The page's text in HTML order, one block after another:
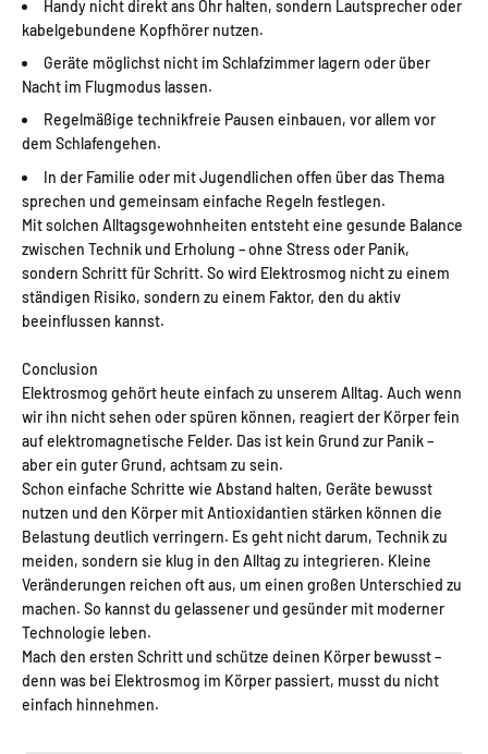
Handy nicht direkt ans Ohr halten, sondern Lautsprecher oder
kabelgebundene Kopfhörer nutzen.
Geräte möglichst nicht im Schlafzimmer lagern oder über
Nacht im Flugmodus lassen.
Regelmäßige technikfreie Pausen einbauen, vor allem vor
dem Schlafengehen.
In der Familie oder mit Jugendlichen offen über das Thema
sprechen und gemeinsam einfache Regeln festlegen.
Mit solchen Alltagsgewohnheiten entsteht eine gesunde Balance
zwischen Technik und Erholung – ohne Stress oder Panik,
sondern Schritt für Schritt. So wird Elektrosmog nicht zu einem
ständigen Risiko, sondern zu einem Faktor, den du aktiv
beeinflussen kannst.
Conclusion
Elektrosmog gehört heute einfach zu unserem Alltag. Auch wenn
wir ihn nicht sehen oder spüren können, reagiert der Körper fein
auf elektromagnetische Felder. Das ist kein Grund zur Panik –
aber ein guter Grund, achtsam zu sein.
Schon einfache Schritte wie Abstand halten, Geräte bewusst
nutzen und den Körper mit Antioxidantien stärken können die
Belastung deutlich verringern. Es geht nicht darum, Technik zu
meiden, sondern sie klug in den Alltag zu integrieren. Kleine
Veränderungen reichen oft aus, um einen großen Unterschied zu
machen. So kannst du gelassener und gesünder mit moderner
Technologie leben.
Mach den ersten Schritt und schütze deinen Körper bewusst –
denn was bei Elektrosmog im Körper passiert, musst du nicht
einfach hinnehmen.